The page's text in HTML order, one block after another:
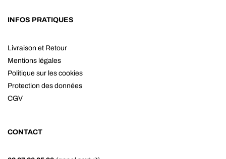
INFOS PRATIQUES
Livraison et Retour
Mentions légales
Politique sur les cookies
Protection des données
CGV
CONTACT